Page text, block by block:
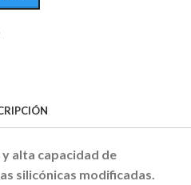
alta capacidad de
silicónicas modificadas.